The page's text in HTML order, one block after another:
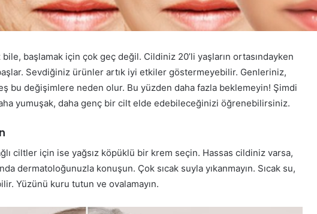
bile, başlamak için çok geç değil. Cildiniz 20’li yaşların ortasındayken
Sevdiğiniz ürünler artık iyi etkiler göstermeyebilir. Genleriniz,
bu değişimlere neden olur. Bu yüzden daha fazla beklemeyin! Şimdi
yumuşak, daha genç bir cilt elde edebileceğinizi öğrenebilirsiniz.
ciltler için ise yağsız köpüklü bir krem ​​seçin. Hassas cildiniz varsa,
dermatoloğunuzla konuşun. Çok sıcak suyla yıkanmayın. Sıcak su,
Yüzünü kuru tutun ve ovalamayın.